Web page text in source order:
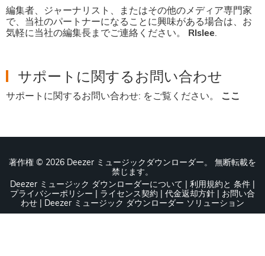
編集者、ジャーナリスト、またはその他のメディア専門家
で、当社のパートナーになることに興味がある場合は、お
気軽に当社の編集長までご連絡ください。 Rlslee
サポートに関するお問い合わせ
サポートに関するお問い合わせ: をご覧ください。 ここ
著作権 © 2026 Deezer ミュージックダウンローダー。 無断転載を
禁じます。
Deezer ミュージック ダウンローダーについて | 利用規約と 条件|
プライバシーポリシー | ライセンス契約 | 代金返却方針| お問い合
わせ| Deezer ミュージック ダウンローダー ソリューション